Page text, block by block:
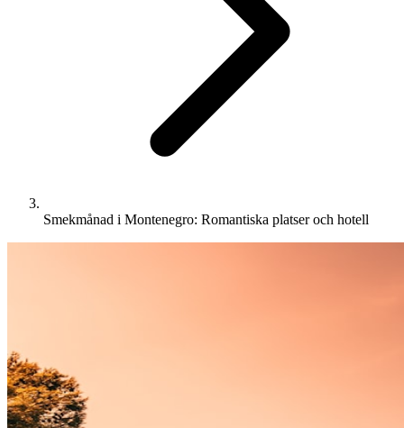
Smekmånad i Montenegro: Romantiska platser och hotell